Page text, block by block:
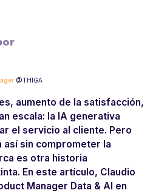
@THIGA
aumento de la satisfacción,
escala: la IA generativa
el servicio al cliente. Pero
así sin comprometer la
es otra historia
En este artículo, Claudio
Manager Data & AI en